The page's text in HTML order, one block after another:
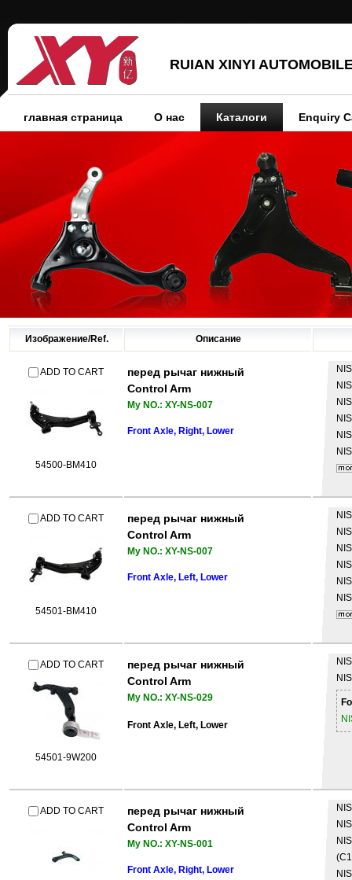
RUIAN XINYI
главная страница О нас Каталоги Enquiry
Изображение/Ref. Описание
ADD TO CART
54500-BM410
перед рычаг нижный
Control Arm
My NO.: XY-NS-007
Front Axle, Right, Lower
ADD TO CART
54501-BM410
перед рычаг нижный
Control Arm
My NO.: XY-NS-007
Front Axle, Left, Lower
ADD TO CART
54501-9W200
перед рычаг нижный
Control Arm
My NO.: XY-NS-029
Front Axle, Left, Lower
ADD TO CART
перед рычаг нижный
Control Arm
My NO.: XY-NS-001
Front Axle, Right, Lower